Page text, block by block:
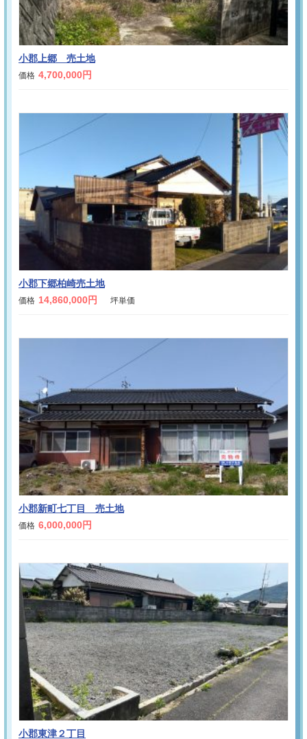
小郡上郷 売土地
価格 4,700,000円
小郡下郷柏崎売土地
価格 14,860,000円 坪単価
小郡新町七丁目 売土地
価格 6,000,000円
小郡東津２丁目